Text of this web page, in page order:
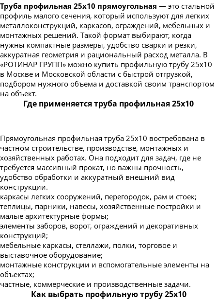
Труба профильная 160х140
Труба профильная 180х60
Труба профильная 180х80
Труба профильная 180х100
Труба профильная 180х120
Труба профильная 180х125
Труба профильная 180х140
Труба профильная 200х160
Труба профильная 220х100
Труба профильная 230х100
Труба профильная 240х120
Труба профильная 240х160
Труба профильная 250х150
Труба профильная 300х100
Труба профильная 300х200
Труба профильная 350х250
Труба профильная 400х200
Труба профильная 25х10 прямоугольная — это стальной
профиль малого сечения, который используют для легких
металлоконструкций, каркасов, ограждений, мебельных и
монтажных решений. Такой формат выбирают, когда
нужны компактные размеры, удобство сварки и резки,
аккуратная геометрия и рациональный расход металла. В
«РОТИНАР ГРУПП» можно купить профильную трубу 25х10
в Москве и Московской области с быстрой отгрузкой,
подбором нужного объема и доставкой своим транспортом
на объект.
Где применяется труба профильная 25х10
Прямоугольная профильная труба 25х10 востребована в
частном строительстве, производстве, монтажных и
хозяйственных работах. Она подходит для задач, где не
требуется массивный прокат, но важны прочность,
удобство обработки и аккуратный внешний вид
конструкции.
каркасы легких сооружений, перегородок, рам и стоек;
теплицы, парники, навесы, хозяйственные постройки и
малые архитектурные формы;
элементы заборов, ворот, ограждений и декоративных
конструкций;
мебельные каркасы, стеллажи, полки, торговое и
выставочное оборудование;
монтажные конструкции и вспомогательные элементы на
объектах;
частные, коммерческие и производственные задачи.
Как выбрать профильную трубу 25х10